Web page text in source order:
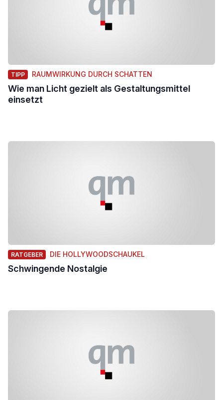
TIPP RAUMWIRKUNG DURCH SCHATTEN
Wie man Licht gezielt als Gestaltungsmittel
einsetzt
RATGEBER DIE HOLLYWOODSCHAUKEL
Schwingende Nostalgie